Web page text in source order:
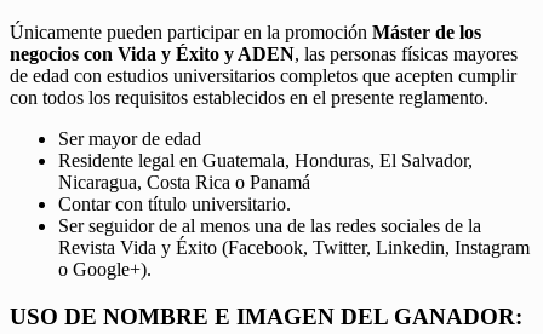
Únicamente pueden participar en la promoción Máster de los
negocios con Vida y Éxito y ADEN, las personas físicas mayores
de edad con estudios universitarios completos que acepten cumplir
con todos los requisitos establecidos en el presente reglamento.
Ser mayor de edad
Residente legal en Guatemala, Honduras, El Salvador,
Nicaragua, Costa Rica o Panamá
Contar con título universitario.
Ser seguidor de al menos una de las redes sociales de la
Revista Vida y Éxito (Facebook, Twitter, Linkedin, Instagram
o Google+).
USO DE NOMBRE E IMAGEN DEL GANADOR: